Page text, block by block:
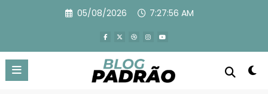
05/08/2026 7:27:57 AM